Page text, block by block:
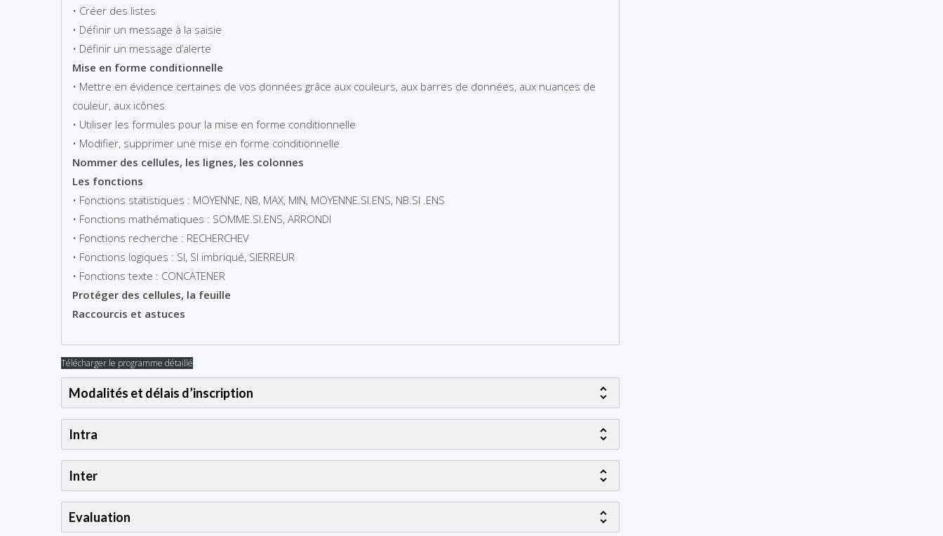
• Créer des listes
• Définir un message à la saisie
• Définir un message d’alerte
Mise en forme conditionnelle
• Mettre en évidence certaines de vos données grâce aux couleurs, aux barres de données, aux nuances de
couleur, aux icônes
• Utiliser les formules pour la mise en forme conditionnelle
• Modifier, supprimer une mise en forme conditionnelle
Nommer des cellules, les lignes, les colonnes
Les fonctions
• Fonctions statistiques : MOYENNE, NB, MAX, MIN, MOYENNE.SI.ENS, NB.SI .ENS
• Fonctions mathématiques : SOMME.SI.ENS, ARRONDI
• Fonctions recherche : RECHERCHEV
• Fonctions logiques : SI, SI imbriqué, SIERREUR
• Fonctions texte : CONCATENER
Protéger des cellules, la feuille
Raccourcis et astuces
Télécharger le programme détaillé
Modalités et délais d’inscription
Intra
Inter
Evaluation